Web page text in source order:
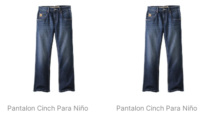
Pantalon Cinch Para Niño
Pantalon Cinch Para Niño